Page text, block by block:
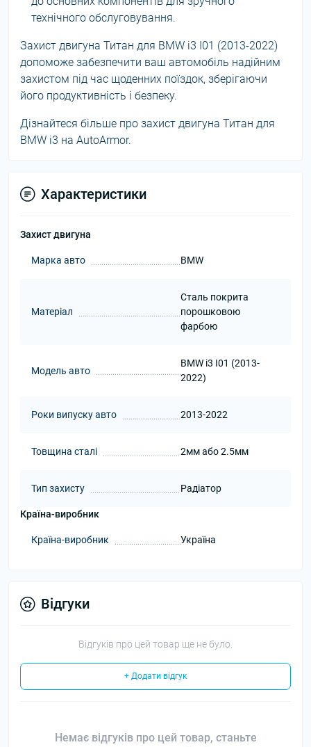
технічного обслуговування.
Захист двигуна Титан для BMW i3 I01 (2013-2022)
допоможе забезпечити ваш автомобіль надійним
захистом під час щоденних поїздок, зберігаючи
його продуктивність і безпеку.
Дізнайтеся більше про захист двигуна Титан для
BMW i3 на AutoArmor.
Характеристики
Захист двигуна
Марка авто BMW
Матеріал
Сталь покрита
порошковою
фарбою
Модель авто
BMW i3 I01 (2013-
2022)
Роки випуску авто 2013-2022
Товщина сталі 2мм або 2.5мм
Тип захисту Радіатор
Країна-виробник
Країна-виробник Україна
Відгуки
Відгуків про цей товар ще не було.
+ Додати відгук
Немає відгуків про цей товар, станьте